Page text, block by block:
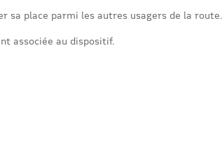
sa place parmi les autres usagers de la route.
associée au dispositif.